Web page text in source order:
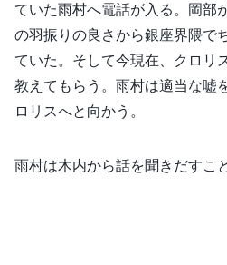
ていた雨村へ電話が入る。岡部
の羽振りの良さから銀座界隈で
ていた。そして今現在、クロリ
教えてもらう。雨村は適当な嘘
ロリスへと向かう。
雨村は木内から話を聞きだすこ